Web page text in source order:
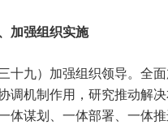
加强组织实施
三十九）加强组织领导。全
调机制作用，研究推动解
体谋划、一体部署、一体